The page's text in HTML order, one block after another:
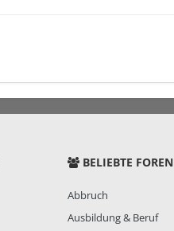
BELIEBTE FOREN
Abbruch
Ausbildung & Beruf